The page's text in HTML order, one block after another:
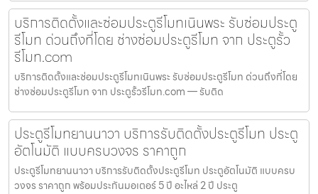
บริการติดตั้งและซ่อมประตูรีโมทเนินพระ รับซ่อมประตู
รีโมท ด่วนถึงที่โดย ช่างซ่อมประตูรีโมท จาก ประตูรั้ว
รีโมท.com
บริการติดตั้งและซ่อมประตูรีโมทเนินพระ รับซ่อมประตูรีโมท ด่วนถึงที่โดย
ช่างซ่อมประตูรีโมท จาก ประตูรั้วรีโมท.com — รับติด
ประตูรีโมทยานนาวา บริการรับติดตั้งประตูรีโมท ประตู
อัตโนมัติ แบบครบวงจร ราคาถูก
ประตูรีโมทยานนาวา บริการรับติดตั้งประตูรีโมท ประตูอัตโนมัติ แบบครบ
วงจร ราคาถูก พร้อมประกันมอเตอร์ 5 ปี อะไหล่ 2 ปี ประตู